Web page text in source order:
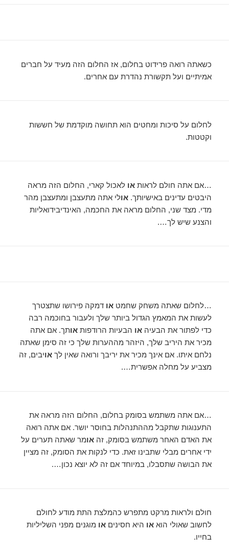
כשאתה רואה פרידוט בחלום, אז החלום הזה מעיד על חברים
אמיתיים ועל תקשורת נהדרת עם אחרים.
לחלום על סיכות ומחטים הוא תחושה מוקדמת של חששות
וקטטות.
…אם אתה חולם לראותאו לאכול קארי, החלום הזה מראה
היבטים עדינים באישיותך.אולי אתה מתעצבן ומתעצבן מהר
מדי. מצד שני, החלום מראה את החכמה, האינדיבידואליות
והצנע שיש לך….
…לחלום שאתה משחק שחמטאו דמקה פירושו שתצטרך
לעשות את המאמץ הגדול ביותר שלך ולעבור בחוכמה רבה
כדי לפתור את הבעיהאו הבעיות הרודפותאותך. אם אתה
מכיר את היריב שלך, היזהר מההערות שלך כי זה סימן שאתה
נלחם איתו. אם אינך מכיר את יריבך ורואה שאין לךאויבים, זה
מצביע על מחלה אפשרית….
…אם אתה משתמש בסומק בחלום, החלום הזה מראה את
התענוגות שתקבל מההתנהלות בחוסר יושר. אם אתה רואה
את האדם האחר משתמש בסומק, זהאומר שאתה תערים על
ידי אחרים מבלי שתבינו זאת. כדי לנקות את הסומק, זה מציין
את הבושה שתסבלו, במיוחד אם זה לא יוצא נכון….
חולם ולראות מרקט מתפרש כהמלצת התת מודע לחולם
לחשוב שאולי הואאו היא חסיניםאו מוגנים מפני השליליות
בחייו.